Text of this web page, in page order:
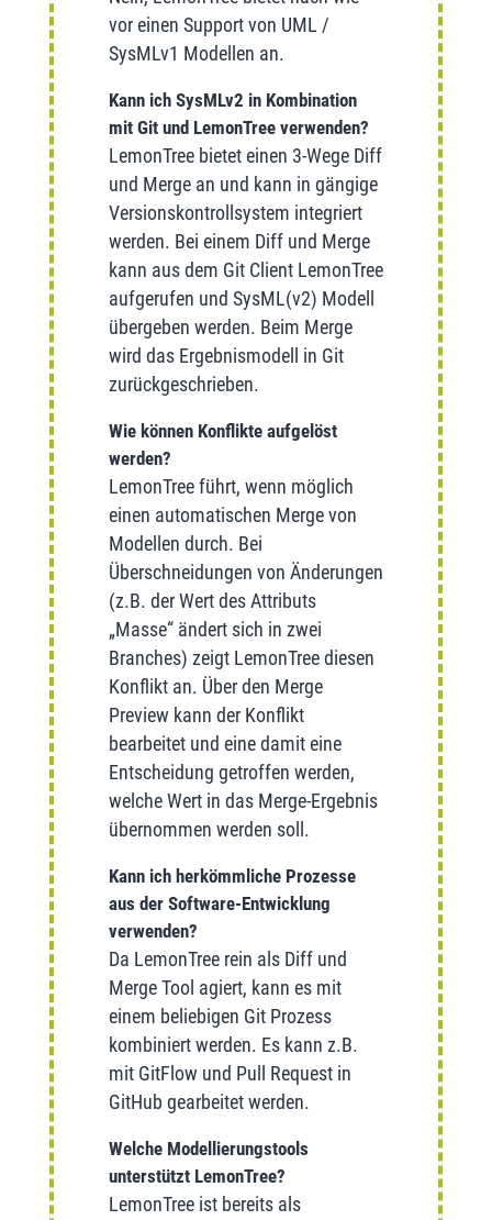
vor einen Support von UML /
SysMLv1 Modellen an.
Kann ich SysMLv2 in Kombination
mit Git und LemonTree verwenden?
LemonTree bietet einen 3-Wege Diff
und Merge an und kann in gängige
Versionskontrollsystem integriert
werden. Bei einem Diff und Merge
kann aus dem Git Client LemonTree
aufgerufen und SysML(v2) Modell
übergeben werden. Beim Merge
wird das Ergebnismodell in Git
zurückgeschrieben.
Wie können Konflikte aufgelöst
werden?
LemonTree führt, wenn möglich
einen automatischen Merge von
Modellen durch. Bei
Überschneidungen von Änderungen
(z.B. der Wert des Attributs
„Masse“ ändert sich in zwei
Branches) zeigt LemonTree diesen
Konflikt an. Über den Merge
Preview kann der Konflikt
bearbeitet und eine damit eine
Entscheidung getroffen werden,
welche Wert in das Merge-Ergebnis
übernommen werden soll.
Kann ich herkömmliche Prozesse
aus der Software-Entwicklung
verwenden?
Da LemonTree rein als Diff und
Merge Tool agiert, kann es mit
einem beliebigen Git Prozess
kombiniert werden. Es kann z.B.
mit GitFlow und Pull Request in
GitHub gearbeitet werden.
Welche Modellierungstools
unterstützt LemonTree?
LemonTree ist bereits als